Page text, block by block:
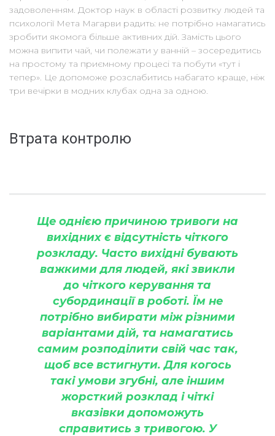
задоволенням. Доктор наук в області розвитку людей та
психології Мета Магарви радить: не потрібно намагатись
зробити якомога більше активних дій. Замість цього
можна випити чай, чи полежати у ванній – зосередитись
на простому та приємному процесі та побути «тут і
тепер». Це допоможе розслабитись набагато краще, ніж
три вечірки в модних клубах одна за одною.
Втрата контролю
Ще однією причиною тривоги на
вихідних є відсутність чіткого
розкладу. Часто вихідні бувають
важкими для людей, які звикли
до чіткого керування та
субординації в роботі. Їм не
потрібно вибирати між різними
варіантами дій, та намагатись
самим розподілити свій час так,
щоб все встигнути. Для когось
такі умови згубні, але іншим
жорсткий розклад і чіткі
вказівки допоможуть
справитись з тривогою. У